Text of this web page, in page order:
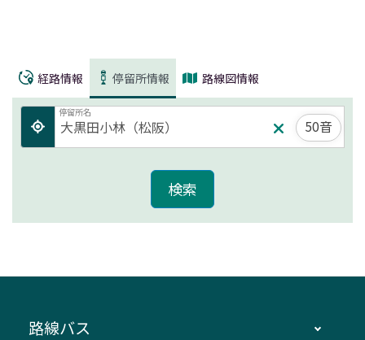
経路情報 停留所情報 路線図情報
停留所名
50音
路線バス